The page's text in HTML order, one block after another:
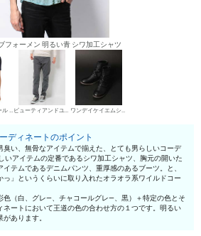
フォーメン 明るい青 シワ加工シャツ
ベースコントロール UネックTシャツ ビューティアンドユース ユナイテッドアローズ デニムパンツ・ジーンズ ワンデイケイエムシー エンジニア・ペコスブーツ
ディネートのポイント
臭い、無骨なアイテムで揃えた、とても男らしいコーデ
いアイテムの定番であるシワ加工シャツ、胸元の開いた
テムであるデニムパンツ、重厚感のあるブーツ。と、
っ」というくらいに取り入れたオラオラ系ワイルドコー
色（白、グレ—、チャコールグレ—、黒）＋特定の色とそ
ネートにおいて王道の色の合わせ方の１つです。明るい
あります。